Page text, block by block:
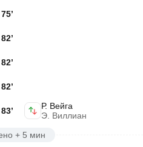
75’
82’
82’
82’
Р. Вейга
Э. Виллиан
83’
+ 5 мин